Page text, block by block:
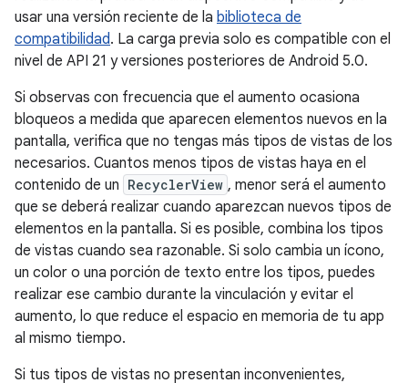
usar una versión reciente de la biblioteca de
compatibilidad. La carga previa solo es compatible con el
nivel de API 21 y versiones posteriores de Android 5.0.
Si observas con frecuencia que el aumento ocasiona
bloqueos a medida que aparecen elementos nuevos en la
pantalla, verifica que no tengas más tipos de vistas de los
necesarios. Cuantos menos tipos de vistas haya en el
contenido de un RecyclerView , menor será el aumento
que se deberá realizar cuando aparezcan nuevos tipos de
elementos en la pantalla. Si es posible, combina los tipos
de vistas cuando sea razonable. Si solo cambia un ícono,
un color o una porción de texto entre los tipos, puedes
realizar ese cambio durante la vinculación y evitar el
aumento, lo que reduce el espacio en memoria de tu app
al mismo tiempo.
Si tus tipos de vistas no presentan inconvenientes,